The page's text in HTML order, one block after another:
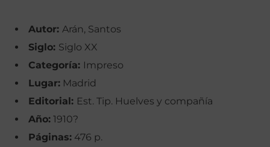
Autor: Arán, Santos
Siglo: Siglo XX
Categoría: Impreso
Lugar: Madrid
Editorial: Est. Tip. Huelves y compañía
Año: 1910?
Páginas: 476 p.